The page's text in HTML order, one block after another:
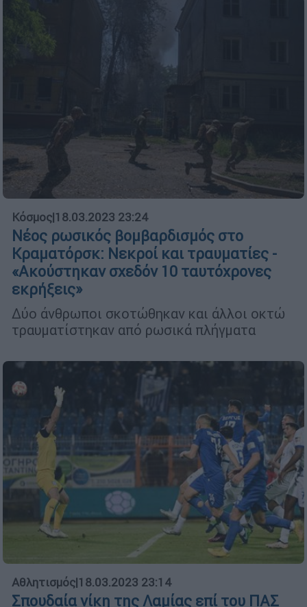
Κόσμος|18.03.2023 23:24
Νέος ρωσικός βομβαρδισμός στο
Κραματόρσκ: Νεκροί και τραυματίες -
«Ακούστηκαν σχεδόν 10 ταυτόχρονες
εκρήξεις»
Δύο άνθρωποι σκοτώθηκαν και άλλοι οκτώ
τραυματίστηκαν από ρωσικά πλήγματα
Αθλητισμός|18.03.2023 23:14
Σπουδαία νίκη της Λαμίας επί του ΠΑΣ